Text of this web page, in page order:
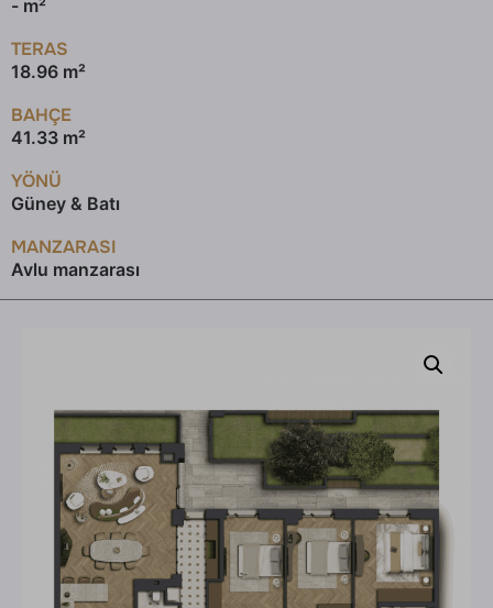
- m²
TERAS
18.96 m²
BAHÇE
41.33 m²
YÖNÜ
Güney & Batı
MANZARASI
Avlu manzarası